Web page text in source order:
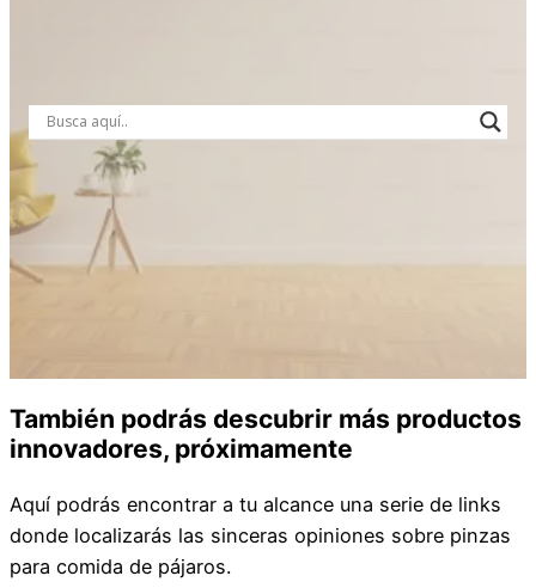
También podrás descubrir más productos
innovadores, próximamente
Aquí podrás encontrar a tu alcance una serie de links
donde localizarás las sinceras opiniones sobre pinzas
para comida de pájaros.